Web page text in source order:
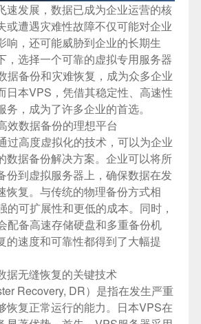
速发展，数据已成为企业运营的核
或遭遇灾难性故障不仅可能对企业
响，还可能威胁到企业的长期生
，选择一个可靠的虚拟专用服务器
据备份和灾难恢复，成为众多企业
日本VPS，凭借其稳定性、高速性
，成为了许多企业的首选。
效数据备份的理想平台
过高度虚拟化的技术，可以为企业
数据备份解决方案。企业可以将所
份到虚拟服务器上，确保数据在发
恢复。与传统的物理备份方式相
的可扩展性和更低的成本。同时，
配备高速存储硬盘和多重备份机
的速度和可靠性都得到了大幅提
据无缝恢复的关键技术
Recovery, DR）是指在发生严重
恢复正常运行的能力。日本VPS在